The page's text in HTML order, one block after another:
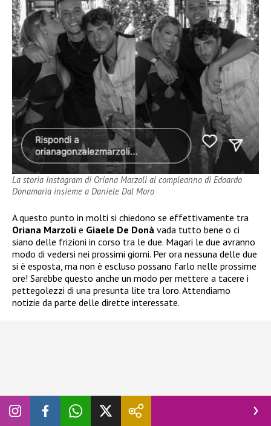
La storia Instagram di Oriana Marzoli al compleanno di Edoardo
Donamaria insieme a Daniele Dal Moro
A questo punto in molti si chiedono se effettivamente tra
Oriana Marzoli e Giaele De Donà vada tutto bene o ci
siano delle frizioni in corso tra le due. Magari le due avranno
modo di vedersi nei prossimi giorni. Per ora nessuna delle due
si è esposta, ma non è escluso possano farlo nelle prossime
ore! Sarebbe questo anche un modo per mettere a tacere i
pettegolezzi di una presunta lite tra loro. Attendiamo
notizie da parte delle dirette interessate.